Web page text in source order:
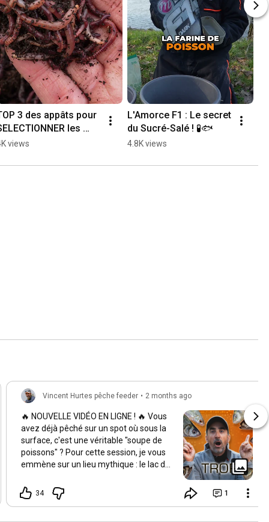
3 des appâts pour
les
! 🚫🐟
views
L'Amorce F1 : Le secret
du Sucré-Salé ! 🧪🐟
4.8K views
Vincent Hurtes pêche feeder • 2 months ago
🔥 NOUVELLE VIDÉO EN LIGNE ! 🔥 Vous
avez déjà pêché sur un spot où sous la
surface, c'est une véritable "soupe de
poissons" ? Pour cette session, je vous
emmène sur un lieu mythique : le lac de
barrage du Lot est réputé pour sa
densité de poissons tout simplement
34 1